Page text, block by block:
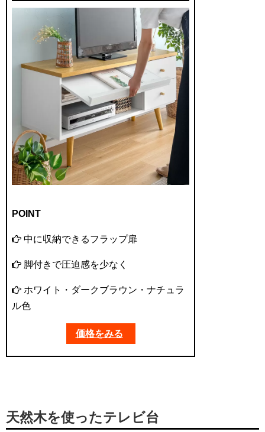
POINT
中に収納できるフラップ扉
脚付きで圧迫感を少なく
ホワイト・ダークブラウン・ナチュラ
ル色
価格をみる
天然木を使ったテレビ台